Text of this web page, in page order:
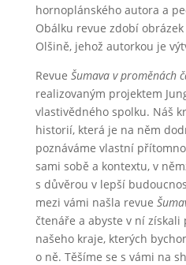
hornoplánského autora a
Obálku revue zdobí
Olšině, jehož autorkou je
Revue Šumava v proměnách
realizovaným projektem
vlastivědného spolku. Náš
historií, která je na něm
poznáváme vlastní
sami sobě a kontextu, v
s důvěrou v lepší
mezi vámi našla revue
čtenáře a abyste v ní získali
našeho kraje, kterých
o ně. Těšíme se s vámi na